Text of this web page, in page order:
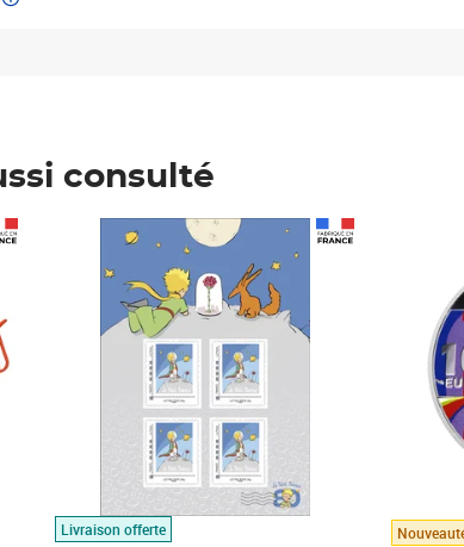
consulté
Livraison offerte
Prix 7,50€